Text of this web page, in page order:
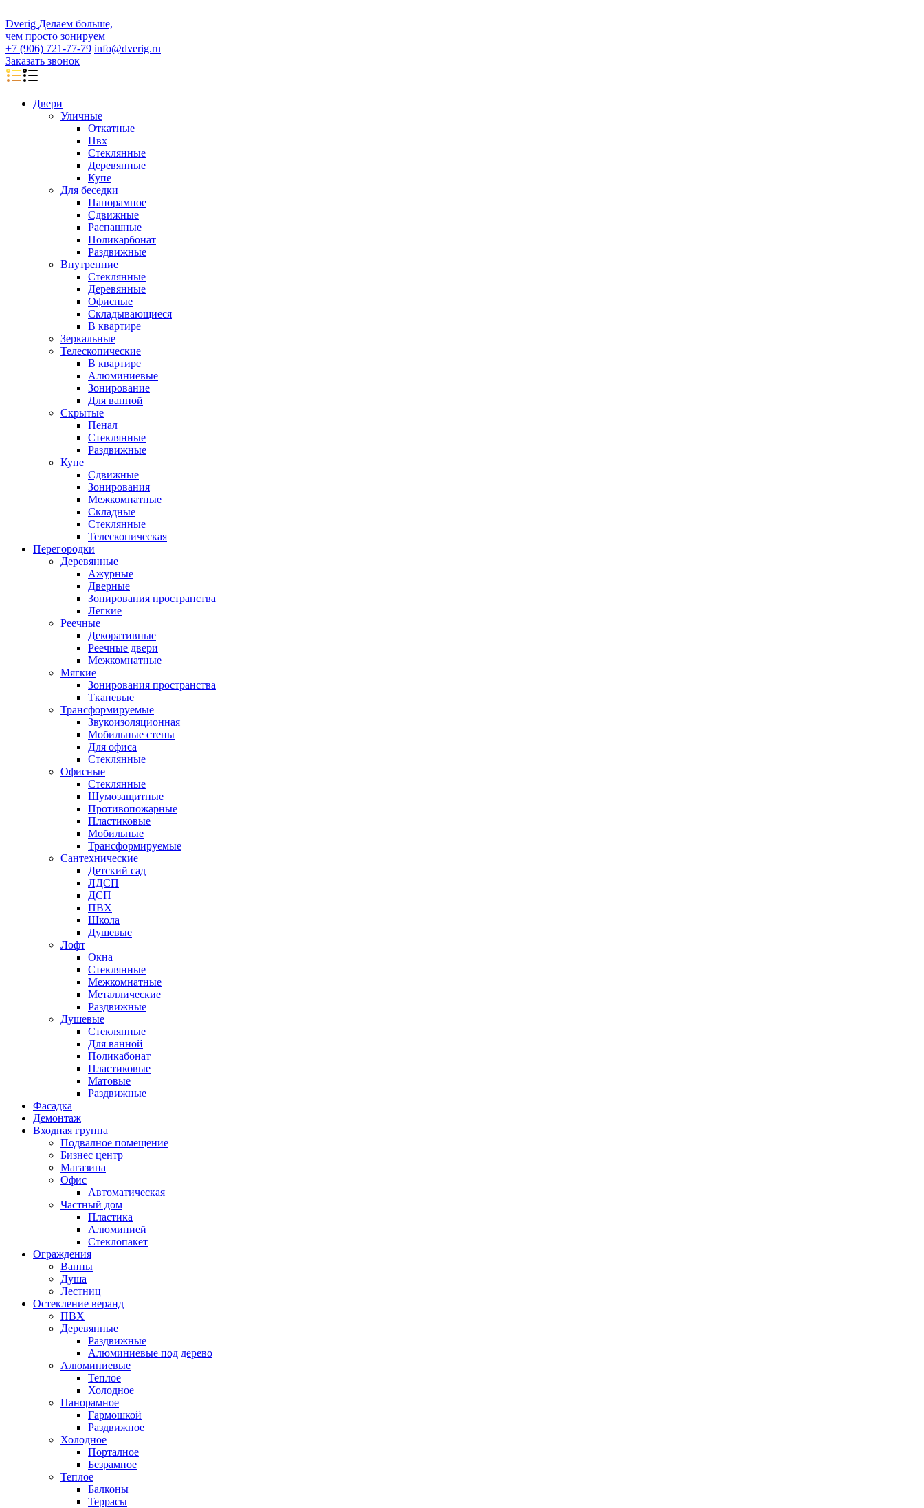
Dverig Делаем больше,
чем просто зонируем
+7 (906) 721-77-79 info@dverig.ru
Заказать звонок
Двери
Уличные
Откатные
Пвх
Стеклянные
Деревянные
Купе
Для беседки
Панорамное
Сдвижные
Распашные
Поликарбонат
Раздвижные
Внутренние
Стеклянные
Деревянные
Офисные
Складывающиеся
В квартире
Зеркальные
Телескопические
В квартире
Алюминиевые
Зонирование
Для ванной
Скрытые
Пенал
Стеклянные
Раздвижные
Купе
Сдвижные
Зонирования
Межкомнатные
Складные
Стеклянные
Телескопическая
Перегородки
Деревянные
Ажурные
Дверные
Зонирования пространства
Легкие
Реечные
Декоративные
Реечные двери
Межкомнатные
Мягкие
Зонирования пространства
Тканевые
Трансформируемые
Звукоизоляционная
Мобильные стены
Для офиса
Стеклянные
Офисные
Стеклянные
Шумозащитные
Противопожарные
Пластиковые
Мобильные
Трансформируемые
Сантехнические
Детский сад
ЛДСП
ДСП
ПВХ
Школа
Душевые
Лофт
Окна
Стеклянные
Межкомнатные
Металлические
Раздвижные
Душевые
Стеклянные
Для ванной
Поликабонат
Пластиковые
Матовые
Раздвижные
Фасадка
Демонтаж
Входная группа
Подвалное помещение
Бизнес центр
Магазина
Офис
Автоматическая
Частный дом
Пластика
Алюминией
Стеклопакет
Ограждения
Ванны
Душа
Лестниц
Остекление веранд
ПВХ
Деревянные
Раздвижные
Алюминиевые под дерево
Алюминиевые
Теплое
Холодное
Панорамное
Гармошкой
Раздвижное
Холодное
Порталное
Безрамное
Теплое
Балконы
Террасы